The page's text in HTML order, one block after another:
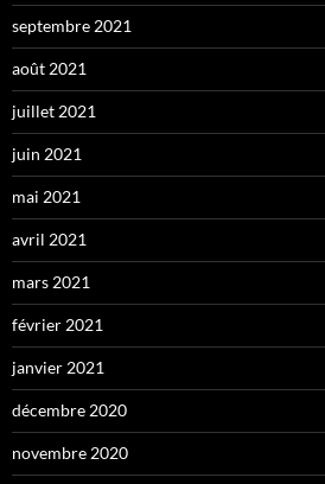
septembre 2021
août 2021
juillet 2021
juin 2021
mai 2021
avril 2021
mars 2021
février 2021
janvier 2021
décembre 2020
novembre 2020